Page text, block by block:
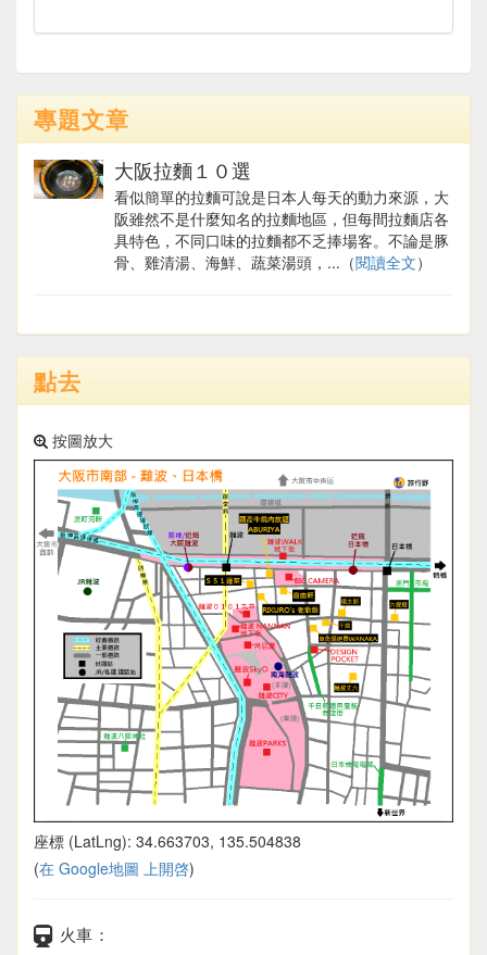
專題文章
大阪拉麵１０選
看似簡單的拉麵可說是日本人每天的動力來源，大
阪雖然不是什麼知名的拉麵地區，但每間拉麵店各
具特色，不同口味的拉麵都不乏捧場客。不論是豚
骨、雞清湯、海鮮、蔬菜湯頭，...（閱讀全文）
點去
按圖放大
座標 (LatLng): 34.663703, 135.504838
(在 Google地圖 上開啓)
火車：